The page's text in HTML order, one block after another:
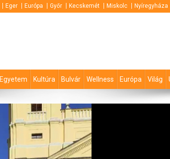
Eger Európa Győr Kecskemét Miskolc Nyíregyháza
Egyetem Kultúra Bulvár Wellness Európa Világ